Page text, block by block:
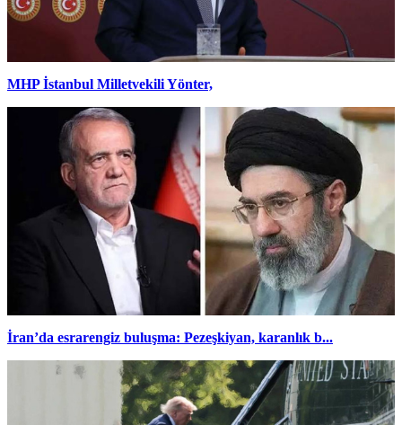
MHP İstanbul Milletvekili Yönter,
İran’da esrarengiz buluşma: Pezeşkiyan, karanlık b...